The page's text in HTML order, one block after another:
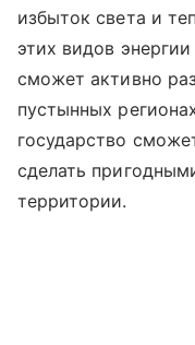
избыток света и
этих видов
сможет активно
пустынных
государство
сделать
территории.